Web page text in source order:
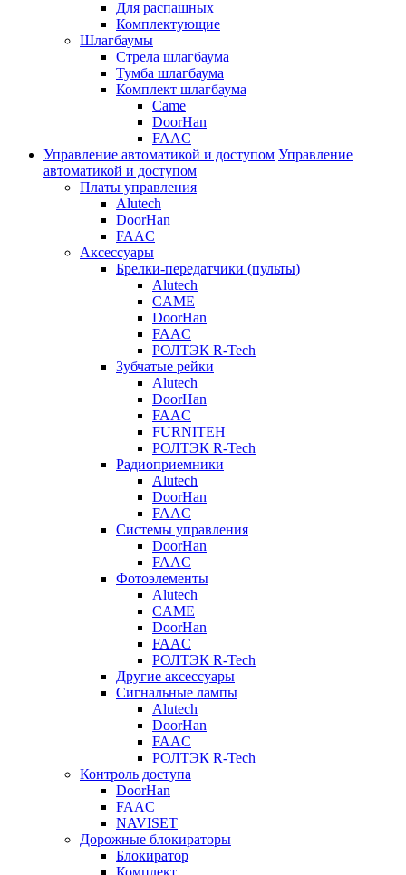
Для распашных
Комплектующие
Шлагбаумы
Стрела шлагбаума
Тумба шлагбаума
Комплект шлагбаума
Came
DoorHan
FAAC
Управление автоматикой и доступом Управление
автоматикой и доступом
Платы управления
Alutech
DoorHan
FAAC
Аксессуары
Брелки-передатчики (пульты)
Alutech
CAME
DoorHan
FAAC
РОЛТЭК R-Tech
Зубчатые рейки
Alutech
DoorHan
FAAC
FURNITEH
РОЛТЭК R-Tech
Радиоприемники
Alutech
DoorHan
FAAC
Системы управления
DoorHan
FAAC
Фотоэлементы
Alutech
CAME
DoorHan
FAAC
РОЛТЭК R-Tech
Другие аксессуары
Сигнальные лампы
Alutech
DoorHan
FAAC
РОЛТЭК R-Tech
Контроль доступа
DoorHan
FAAC
NAVISET
Дорожные блокираторы
Блокиратор
Комплект